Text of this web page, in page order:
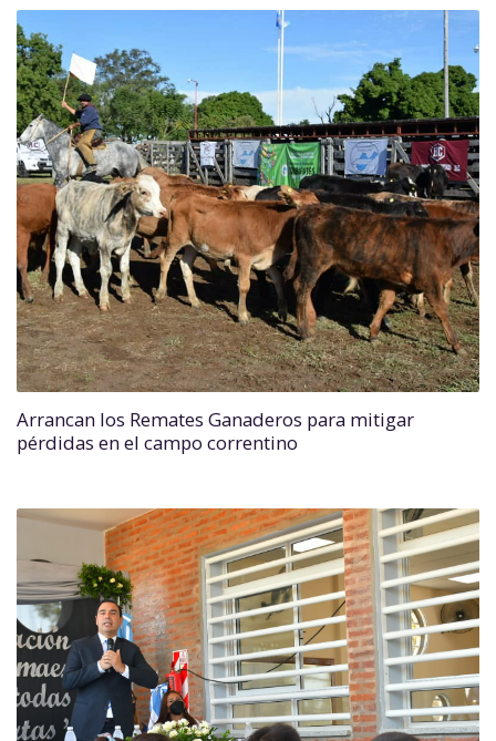
Arrancan los Remates Ganaderos para mitigar
pérdidas en el campo correntino